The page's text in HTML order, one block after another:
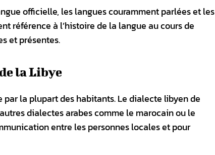
officielle, les langues couramment parlées et les
référence à l’histoire de la langue au cours de
et présentes.
la Libye
la plupart des habitants. Le dialecte libyen de
dialectes arabes comme le marocain ou le
entre les personnes locales et pour